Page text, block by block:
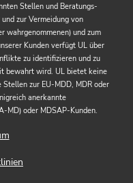
Stellen und Beratungs-
zur Vermeidung von
wahrgenommenen) und zum
Kunden verfügt UL über
zu identifizieren und zu
bewahrt wird. UL bietet keine
zur EU-MDD, MDR oder
anerkannte
MD) oder MDSAP-Kunden.